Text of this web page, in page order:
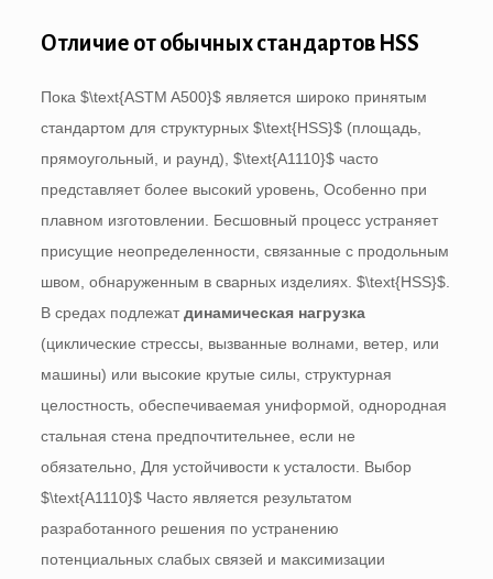
Отличие от обычных стандартов HSS
Пока $\text{ASTM A500}$является широко принятым
стандартом для структурных $\text{HSS}$(площадь,
прямоугольный, и раунд), $\text{A1110}$часто
представляет более высокий уровень, Особенно при
плавном изготовлении. Бесшовный процесс устраняет
присущие неопределенности, связанные с продольным
швом, обнаруженным в сварных изделиях. $\text{HSS}$.
В средах подлежатдинамическая нагрузка
(циклические стрессы, вызванные волнами, ветер, или
машины) или высокие крутые силы, структурная
целостность, обеспечиваемая униформой, однородная
стальная стена предпочтительнее, если не
обязательно, Для устойчивости к усталости. Выбор
$\text{A1110}$Часто является результатом
разработанного решения по устранению
потенциальных слабых связей и максимизации